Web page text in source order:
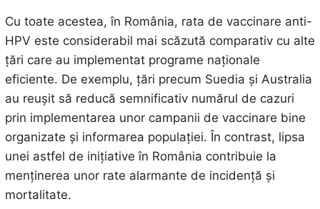
Cu toate acestea, în România, rata de vaccinare anti-
HPV este considerabil mai scăzută comparativ cu alte
țări care au implementat programe naționale
eficiente. De exemplu, țări precum Suedia și Australia
au reușit să reducă semnificativ numărul de cazuri
prin implementarea unor campanii de vaccinare bine
organizate și informarea populației. În contrast, lipsa
unei astfel de inițiative în România contribuie la
menținerea unor rate alarmante de incidență și
mortalitate.